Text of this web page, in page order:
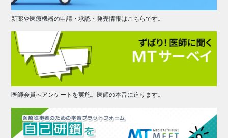
新薬や医療機器の申請・承認・発売情報はこちらです。
医師会員へアンケートを実施。医師の本音に迫ります。